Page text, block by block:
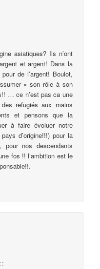
asiatiques? Ils n’ont
et argent! Dans la
de l’argent! Boulot,
» son rôle à son
… ce n’est pas ca une
refugiés aux mains
et pensons que la
à faire évoluer notre
d’origine!!!) pour la
pour nos descendants
fos !! l’ambition est le
: